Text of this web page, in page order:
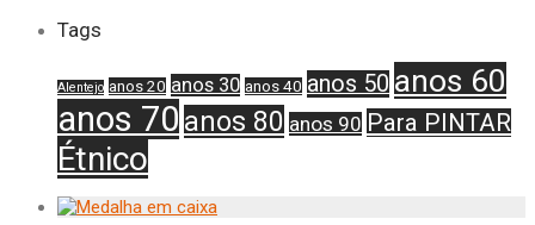
Tags
Alentejo anos 20 anos 30 anos 40 anos 50 anos 60
anos 70 anos 80 anos 90 Para PINTAR
Étnico